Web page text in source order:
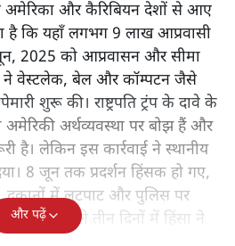
अमेरिका और कैरिबियन देशों से आए
है कि यहाँ लगभग 9 लाख आप्रवासी
2025 को आप्रवासन और सीमा
ने वेस्टलेक, बेल और कॉम्पटन जैसे
शुरू की। राष्ट्रपति ट्रंप के दावे के
अर्थव्यवस्था पर बोझ हैं और
है। लेकिन इस कार्रवाई ने स्थानीय
8 जून तक प्रदर्शन हिंसक हो गए,
में लूटपाट और पुलिस पर
और अगले तीन दिनों में हिंसा ने
और पढ़ें